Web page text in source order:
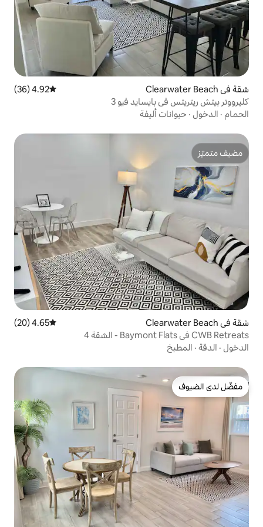
متوسط التقييم 4.92 من 5، 36 مراجعات
4.92 (36)
فيو 3
متوسط التقييم 4.65 من 5، 20 مراجعات
4.65 (20)